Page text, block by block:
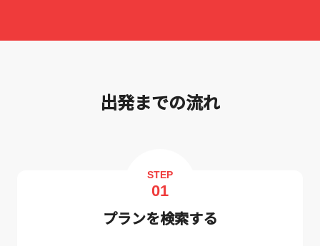
出発までの流れ
STEP
01
プランを検索する